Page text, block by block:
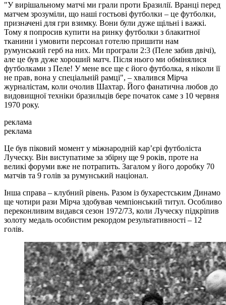
"У вирішальному матчі ми грали проти Бразилії. Вранці перед
матчем зрозуміли, що наші гостьові футболки – це футболки,
призначені для гри взимку. Вони були дуже щільні і важкі.
Тому я попросив купити на ринку футболки з блакитної
тканини і умовити персонал готелю пришити нам
румунський герб на них. Ми програли 2:3 (Пеле забив двічі),
але це був дуже хороший матч. Після нього ми обмінялися
футболками з Пеле! У мене все ще є його футболка, я ніколи її
не прав, вона у спеціальній рамці", – хвалився Мірча
журналістам, коли очолив Шахтар. Його фанатична любов до
видовищної техніки бразильців бере початок саме з 10 червня
1970 року.
реклама
реклама
Це був піковий момент у міжнародній кар’єрі футболіста
Луческу. Він виступатиме за збірну ще 9 років, проте на
великі форуми вже не потрапить. Загалом у його доробку 70
матчів та 9 голів за румунський націонал.
Інша справа – клубний рівень. Разом із бухарестським Динамо
ще чотири рази Мірча здобував чемпіонський титул. Особливо
переконливим видався сезон 1972/73, коли Луческу підкріпив
золоту медаль особистим рекордом результативності – 12
голів.